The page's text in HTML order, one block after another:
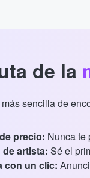
de la
sencilla de
precio: Nunca te
de artista: Sé el
con un clic: